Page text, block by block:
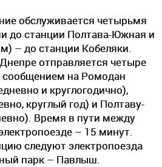
обслуживается четырьмя
до станции Полтава-Южная и
– до станции Кобеляки.
отправляется четыре
сообщением на Ромодан
и круглогодично),
круглый год) и Полтаву-
Время в пути между
– 15 минут.
следуют электропоезда
парк – Павлыш.